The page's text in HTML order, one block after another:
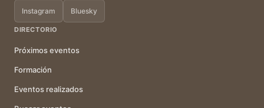
Instagram Bluesky
DIRECTORIO
Próximos eventos
Formación
Eventos realizados